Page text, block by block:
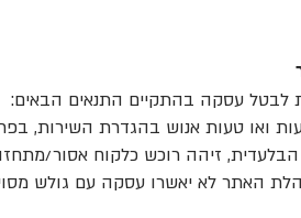
לבטל עסקה בהתקיים התנאים הבאים:
ואו טעות אנוש בהגדרת השירות,
זיהה רוכש כלקוח אסור/
האתר לא יאשרו עסקה עם גולש